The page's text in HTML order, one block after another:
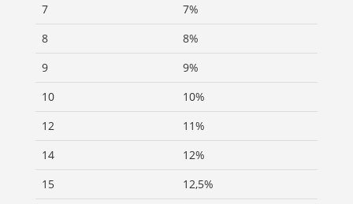
7
7%
8
8%
9
9%
10
10%
12
11%
14
12%
15
12,5%